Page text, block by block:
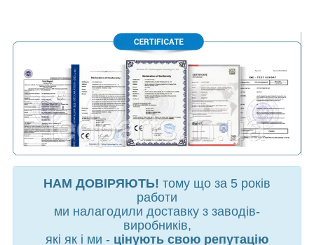
НАМ ДОВІРЯЮТЬ! тому що за 5 років
работи
ми налагодили доставку з заводів-
виробників,
які як і ми - цінують свою репутацію